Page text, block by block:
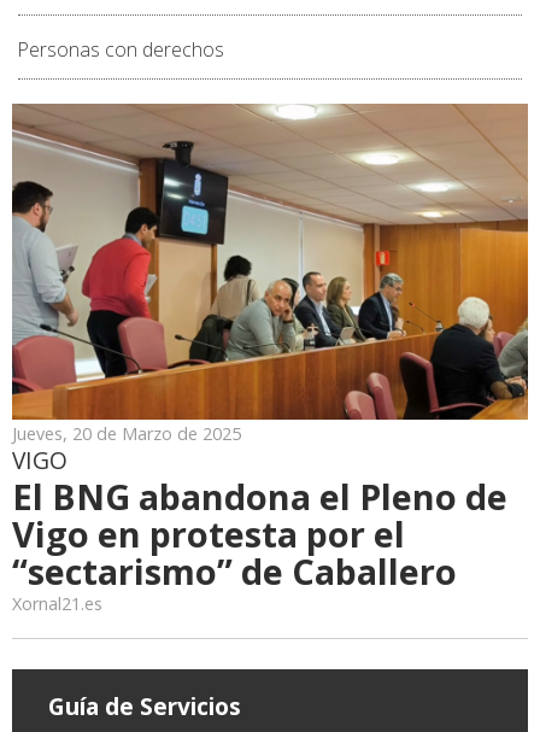
Personas con derechos
Jueves, 20 de Marzo de 2025
VIGO
El BNG abandona el Pleno de
Vigo en protesta por el
“sectarismo” de Caballero
Xornal21.es
Guía de Servicios